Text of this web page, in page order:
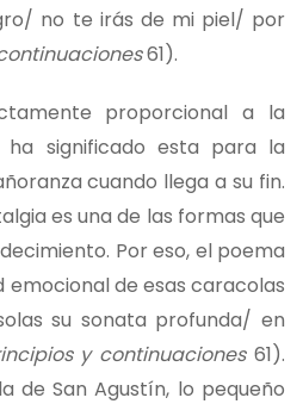
no te irás de mi piel/ por
61).
proporcional a la
ha significado esta para la
cuando llega a su fin.
es una de las formas que
Por eso, el poema
de esas caracolas
su sonata profunda/ en
y continuaciones61).
de San Agustín, lo pequeño